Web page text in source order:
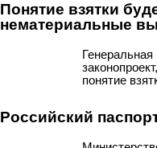
Понятие взятки
нематериальные
Генеральная
понятие
Российский